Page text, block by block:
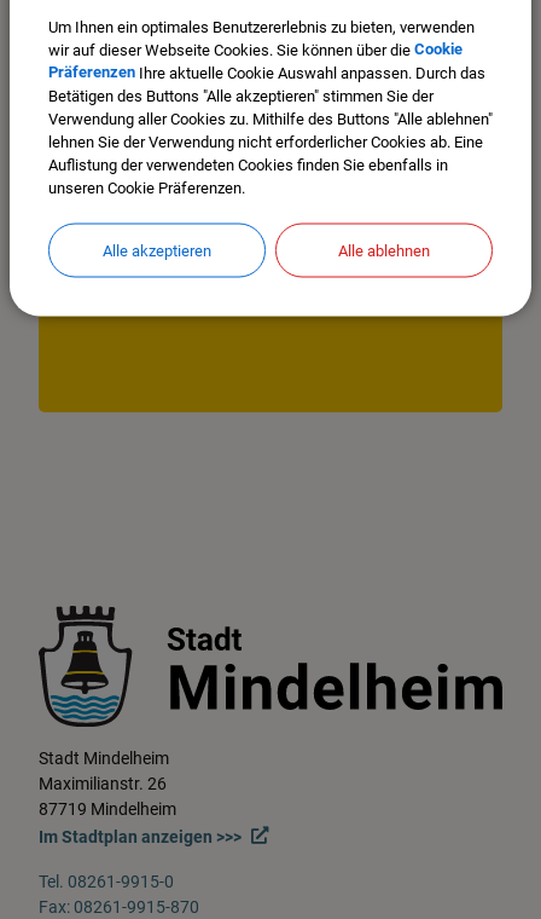
Stadt Mindelheim
Maximilianstr. 26
87719 Mindelheim
Im Stadtplan anzeigen >>>
Tel. 08261-9915-0
Fax: 08261-9915-870
OpenStreetMap wird derzeit
nicht angezeigt
Einstellungen.
COOKIES ANPASSEN
Um Ihnen ein optimales Benutzererlebnis zu bieten, verwenden
wir auf dieser Webseite Cookies. Sie können über die Cookie
Präferenzen Ihre aktuelle Cookie Auswahl anpassen. Durch das
Betätigen des Buttons "Alle akzeptieren" stimmen Sie der
Verwendung aller Cookies zu. Mithilfe des Buttons "Alle ablehnen"
lehnen Sie der Verwendung nicht erforderlicher Cookies ab. Eine
Auflistung der verwendeten Cookies finden Sie ebenfalls in
unseren Cookie Präferenzen.
Alle akzeptieren Alle ablehnen